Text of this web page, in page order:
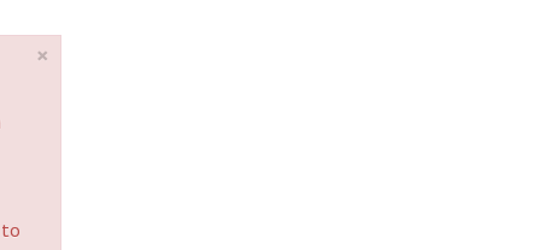
×